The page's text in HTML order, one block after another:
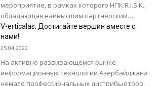
мероприятие, в рамках которого НПК R.I.S.K.,
обладающая наивысшим партнерским
статусом Dell Technologies Titanium в
Азербайджане, совместно с...
V-erticalas: Достигайте вершин вместе с
нами!
25.04.2022
На активно развивающемся рынке
информационных технологий Азербайджана
немало профессиональных дистрибьюторов.